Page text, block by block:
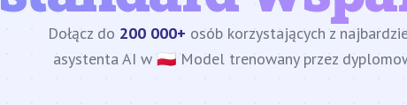
Dołącz do 200 000+ osób korzystających z
asystenta AI w 🇵🇱 Model trenowany przez